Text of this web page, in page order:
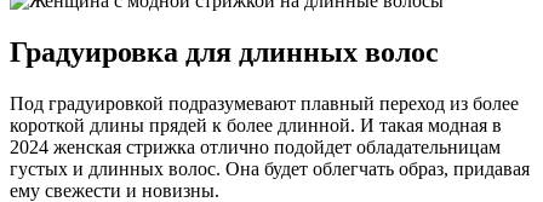
Градуировка для длинных волос
Под градуировкой подразумевают плавный переход из более
короткой длины прядей к более длинной. И такая модная в
2024 женская стрижка отлично подойдет обладательницам
густых и длинных волос. Она будет облегчать образ, придавая
ему свежести и новизны.